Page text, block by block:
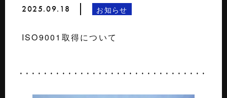
2025.09.18 お知らせ
ISO9001取得について